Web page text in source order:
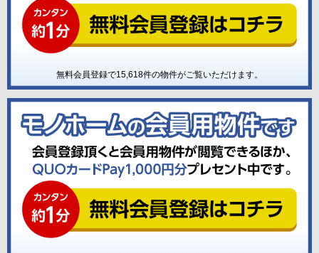
無料会員登録で15,618件の物件がご覧いただけます。